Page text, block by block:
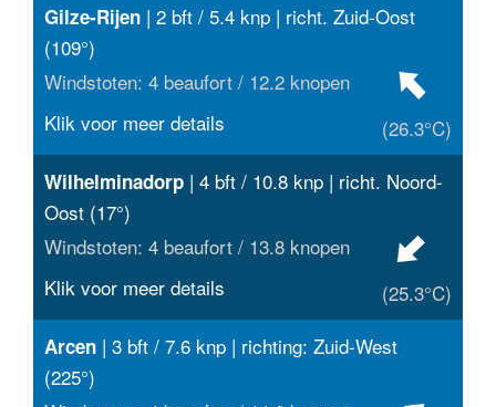
Gilze-Rijen | 2 bft / 5.4 knp | richt. Zuid-Oost
(109°)
Windstoten: 4 beaufort / 12.2 knopen
(26.3°C)
Klik voor meer details
Wilhelminadorp | 4 bft / 10.8 knp | richt. Noord-
Oost (17°)
Windstoten: 4 beaufort / 13.8 knopen
(25.3°C)
Klik voor meer details
Arcen | 3 bft / 7.6 knp | richting: Zuid-West
(225°)